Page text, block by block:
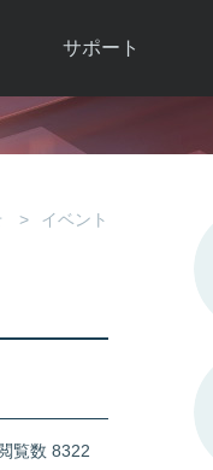
サポート
よくある質問
不具合対応状況
イベント
覧数 8322